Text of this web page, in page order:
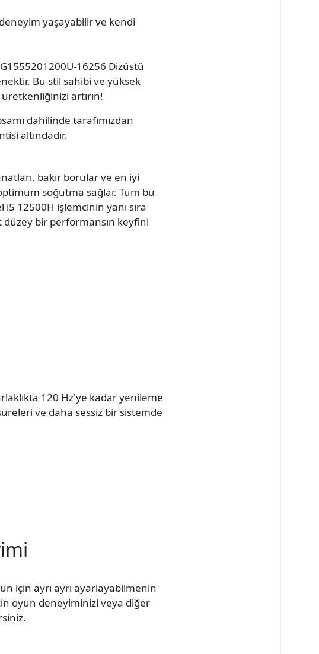
yaşayabilir ve kendi
16256 Dizüstü
Bu stil sahibi ve yüksek
artırın!
dahilinde tarafımızdan
altındadır.
bakır borular ve en iyi
soğutma sağlar. Tüm bu
i5 12500H işlemcinin yanı sıra
bir performansın keyfini
120 Hz'ye kadar yenileme
ve daha sessiz bir sistemde
için ayrı ayrı ayarlayabilmenin
oyun deneyiminizi veya diğer